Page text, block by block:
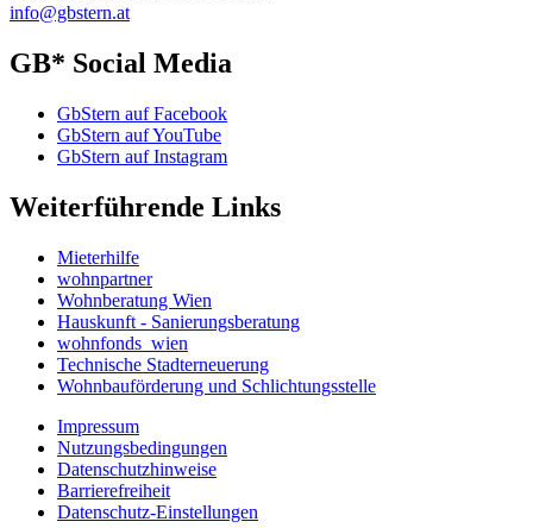
info@gbstern.at
GB* Social Media
GbStern auf Facebook
GbStern auf YouTube
GbStern auf Instagram
Weiterführende Links
Mieterhilfe
wohnpartner
Wohnberatung Wien
Hauskunft - Sanierungsberatung
wohnfonds_wien
Technische Stadterneuerung
Wohnbauförderung und Schlichtungsstelle
Impressum
Nutzungsbedingungen
Datenschutzhinweise
Barrierefreiheit
Datenschutz-Einstellungen